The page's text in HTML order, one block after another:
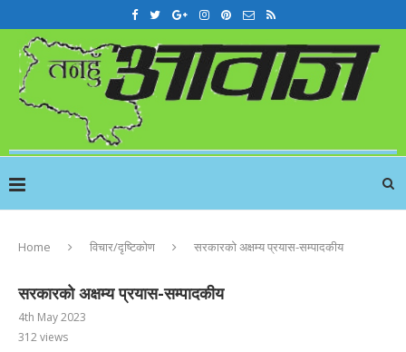
Home विचार/दृष्टिकोण सरकारको अक्षम्य प्रयास-सम्पादकीय
सरकारको अक्षम्य प्रयास-सम्पादकीय
4th May 2023
312views